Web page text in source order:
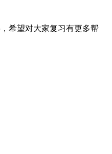
希望对大家复习有更多帮